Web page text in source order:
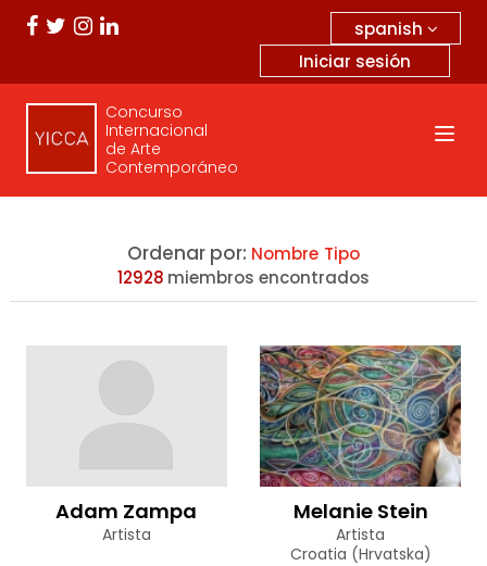
spanish
Iniciar sesión
Concurso
Internacional
de Arte
Contemporáneo
Ordenar por: Nombre Tipo
12928 miembros encontrados
Adam Zampa
Artista
Melanie Stein
Artista
Croatia (Hrvatska)